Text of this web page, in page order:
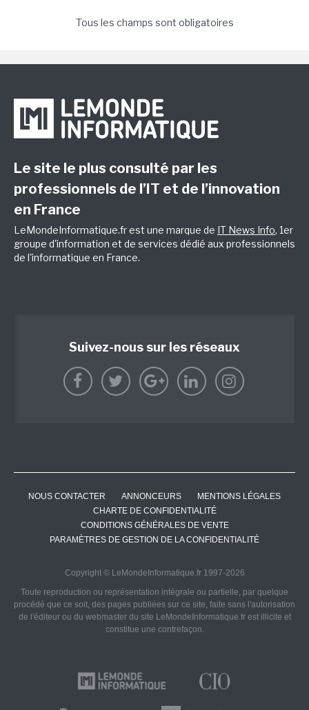
Tous les champs sont obligatoires
Le site le plus consulté par les
professionnels de l’IT et de l’innovation
en France
LeMondeInformatique.fr est une marque de IT News Info, 1er
groupe d'information et de services dédié aux professionnels
de l'informatique en France.
Suivez-nous sur les réseaux
NOUS CONTACTER ANNONCEURS
MENTIONS LÉGALES
CHARTE DE CONFIDENTIALITÉ
CONDITIONS GÉNÉRALES DE VENTE
PARAMÈTRES DE GESTION DE LA CONFIDENTIALITÉ
Copyright © LeMondeInformatique.fr 1997-2026
Toute reproduction ou représentation intégrale ou partielle, par quelque
procédé que ce soit, des pages publiées sur ce site, faite sans l'autorisation
de l'éditeur ou du webmaster du site LeMondeInformatique.fr est illicite et
constitue une contrefaçon.